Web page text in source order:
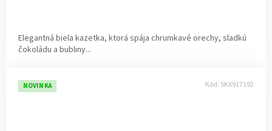
Elegantná biela kazetka, ktorá spája chrumkavé orechy, sladkú
čokoládu a bubliny...
NOVINKA Kód: SKX917192